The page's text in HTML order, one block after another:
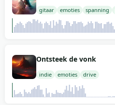
gitaar emoties spanning
Ontsteek de vonk
indie emoties drive